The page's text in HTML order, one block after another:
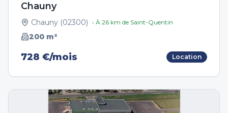
Chauny
Chauny (02300) • À 26 km de Saint-Quentin
200 m²
728 €/mois Location